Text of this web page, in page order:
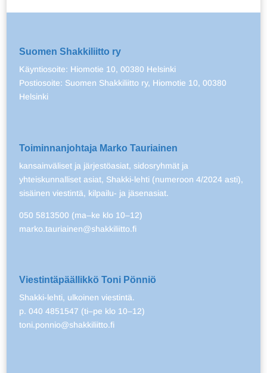
Suomen Shakkiliitto ry
Käyntiosoite: Hiomotie 10, 00380 Helsinki
Postiosoite: Suomen Shakkiliitto ry, Hiomotie 10, 00380
Helsinki
Toiminnanjohtaja Marko Tauriainen
kansainväliset ja järjestöasiat, sidosryhmät ja
yhteiskunnalliset asiat, Shakki-lehti (numeroon 4/2024 asti),
sisäinen viestintä, kilpailu- ja jäsenasiat.
050 5813500 (ma–ke klo 10–12)
marko.tauriainen@shakkiliitto.fi
Viestintäpäällikkö Toni Pönniö
Shakki-lehti, ulkoinen viestintä.
p. 040 4851547 (ti–pe klo 10–12)
toni.ponnio@shakkiliitto.fi